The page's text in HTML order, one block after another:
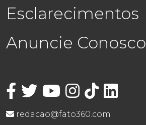
Esclarecimentos
Anuncie Conosco
redacao@fato360.com